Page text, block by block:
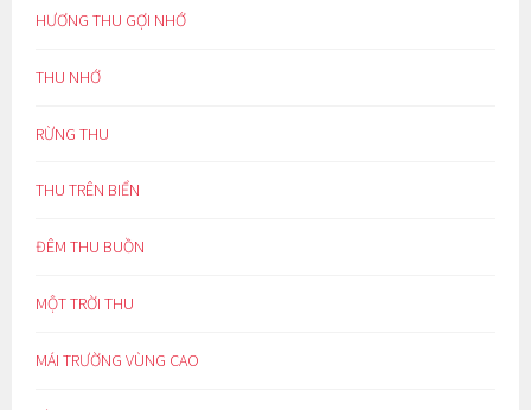
HƯƠNG THU GỢI NHỚ
THU NHỚ
RỪNG THU
THU TRÊN BIỂN
ĐÊM THU BUỒN
MỘT TRỜI THU
MÁI TRƯỜNG VÙNG CAO